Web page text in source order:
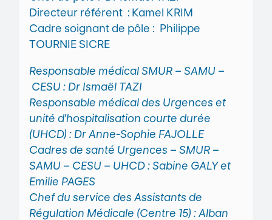
Directeur référent : Kamel KRIM
Cadre soignant de pôle : Philippe
TOURNIE SICRE
Responsable médical SMUR – SAMU –
CESU : Dr Ismaël TAZI
Responsable médical des Urgences et
unité d’hospitalisation courte durée
(UHCD) : Dr Anne-Sophie FAJOLLE
Cadres de santé Urgences – SMUR –
SAMU – CESU – UHCD : Sabine GALY et
Emilie PAGES
Chef du service des Assistants de
Régulation Médicale (Centre 15) : Alban